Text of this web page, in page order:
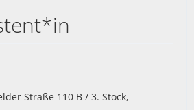
Straße 110 B / 3. Stock,